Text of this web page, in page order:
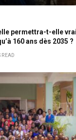
permettra-t-elle
160 ans dès 2035 ?